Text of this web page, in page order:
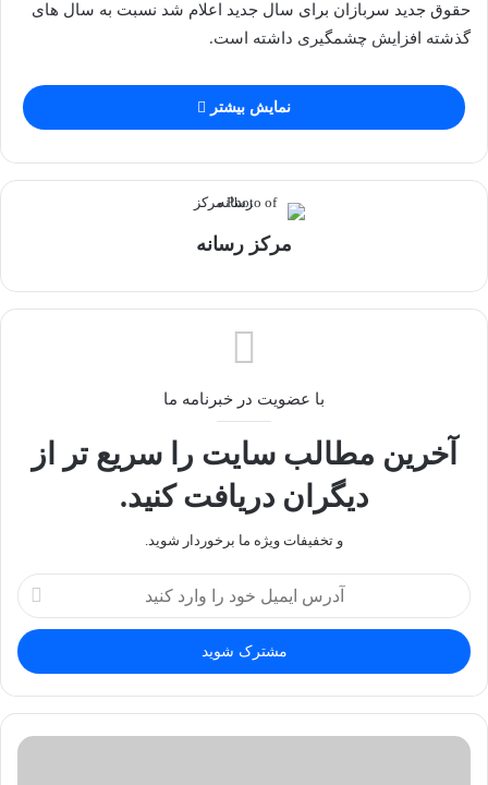
حقوق جدید سربازان برای سال جدید اعلام شد ‌نسبت به سال های
گذشته افزایش چشمگیری داشته است.
نمایش بیشتر
مرکز رسانه
با عضویت در خبرنامه ما
آخرین مطالب سایت را سریع تر از
دیگران دریافت کنید.
و تخفیفات ویژه ما برخوردار شوید.
آدرس
ایمیل
خود
را
وارد
کنید